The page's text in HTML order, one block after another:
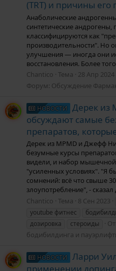
(TRT) и причины
Анаболические
синтетические андрогены,
классифицируются как
производительности". Но
улучшения — иногда они
восстановления. Более
Chantico Тема 28 Апр 2024
Форум: Обсуждение
НОВОСТИ
Дерек из
обсуждают самые
препаратов,
Дерек из MPMD и Джефф
безумные курсы
видели, и набор
"усиленных условиях". "Я
сомнений: всё что свыше
злоупотребление", - сказал
Chantico Тема 8 Сен 2023
youtube фитнес
дозировка
стероиды
бодибилдинга и
НОВОСТИ
Ларри
применении